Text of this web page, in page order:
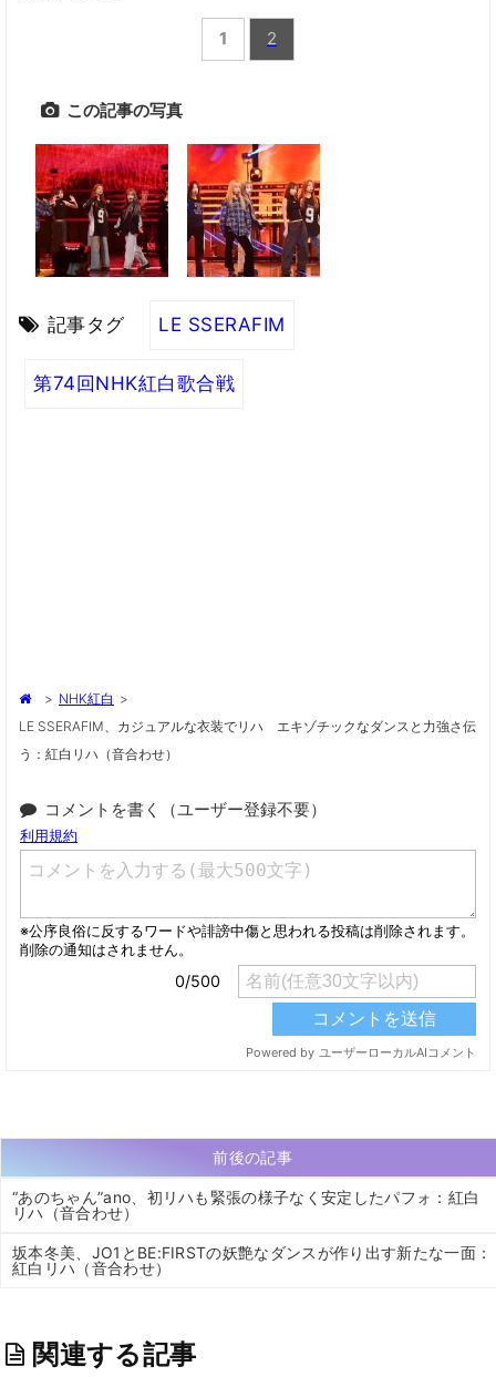
1 2
この記事の写真
記事タグ LE SSERAFIM
第74回NHK紅白歌合戦
> NHK紅白 >
LE SSERAFIM、カジュアルな衣装でリハ エキゾチックなダンスと力強さ伝
う：紅白リハ（音合わせ）
コメントを書く（ユーザー登録不要）
前後の記事
“あのちゃん”ano、初リハも緊張の様子なく安定したパフォ：紅白
リハ（音合わせ）
坂本冬美、JO1とBE:FIRSTの妖艶なダンスが作り出す新たな一面：
紅白リハ（音合わせ）
関連する記事